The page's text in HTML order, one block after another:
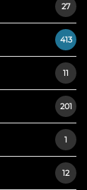
27
413
11
201
1
12